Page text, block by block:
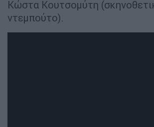
Κώστα Κουτσομύτη
ντεμπούτο).